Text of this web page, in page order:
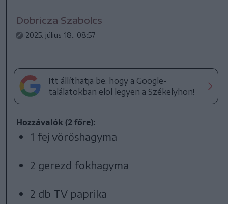
Dobricza Szabolcs
2025. július 18., 08:57
Itt állíthatja be, hogy a Google-
találatokban elöl legyen a Székelyhon!
Hozzávalók (2 főre):
1 fej vöröshagyma
2 gerezd fokhagyma
2 db TV paprika